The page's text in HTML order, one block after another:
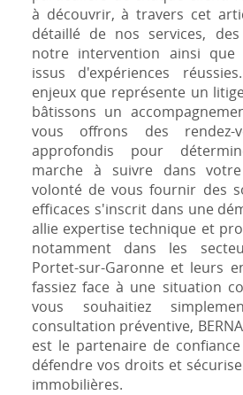
à découvrir, à travers cet
détaillé de nos services,
notre intervention ainsi que
issus d'expériences
enjeux que représente un
bâtissons un
vous offrons des rendez-
approfondis pour
marche à suivre dans
volonté de vous fournir des
efficaces s'inscrit dans une
allie expertise technique et
notamment dans les
Portet-sur-Garonne et leurs
fassiez face à une situation
vous souhaitiez
consultation préventive,
est le partenaire de
défendre vos droits et
immobilières.